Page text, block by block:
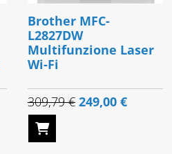
Brother MFC-
L2827DW
Multifunzione Laser
Wi-Fi
309,79€ Original
249,00 €Current